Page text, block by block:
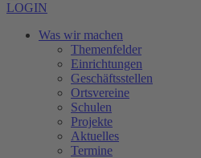
LOGIN
Was wir machen
Themenfelder
Einrichtungen
Geschäftsstellen
Ortsvereine
Schulen
Projekte
Aktuelles
Termine